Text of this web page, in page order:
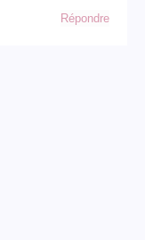
Répondre